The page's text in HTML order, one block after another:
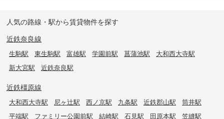
人気の路線・駅から賃貸物件を探す
近鉄奈良線
生駒駅 東生駒駅 富雄駅 学園前駅 菖蒲池駅
大和西大寺駅
新大宮駅
近鉄奈良駅
近鉄橿原線
大和西大寺駅 尼ヶ辻駅 西ノ京駅 九条駅 近鉄郡山駅
筒井駅
平端駅
ファミリー公園前駅 結崎駅 石見駅 田原本駅
笠縫駅